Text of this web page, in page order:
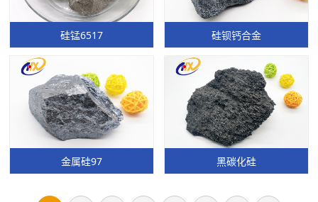
硅锰6517 硅钡钙合金
金属硅97 黑碳化硅